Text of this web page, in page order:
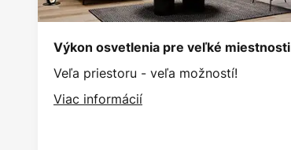
Výkon osvetlenia pre veľké miestnosti
Veľa priestoru - veľa možností!
Viac informácií